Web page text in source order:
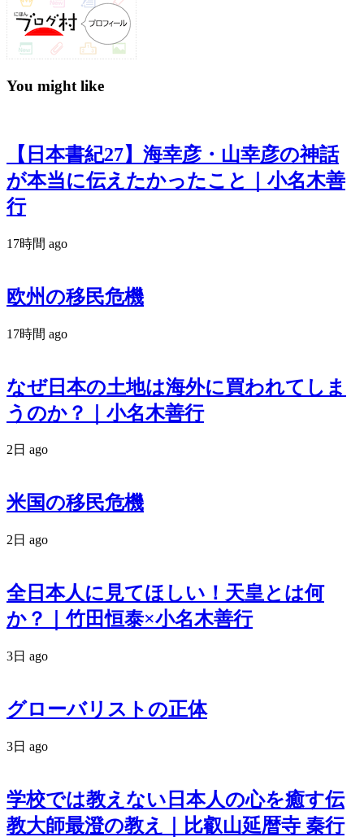
You might like
【日本書紀27】海幸彦・山幸彦の神話
が本当に伝えたかったこと｜小名木善
行
17時間 ago
欧州の移民危機
17時間 ago
なぜ日本の土地は海外に買われてしま
うのか？｜小名木善行
2日 ago
米国の移民危機
2日 ago
全日本人に見てほしい！天皇とは何
か？｜竹田恒泰×小名木善行
3日 ago
グローバリストの正体
3日 ago
学校では教えない日本人の心を癒す伝
教大師最澄の教え｜比叡山延暦寺 秦行